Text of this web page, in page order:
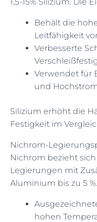
Behält die
Leitfähigkeit
Verbesserte
Verwendet für
und
Silizium erhöht die
Festigkeit im
Nichrom-
Nichrom bezieht
Legierungen mit
Aluminium bis zu 5
hohen